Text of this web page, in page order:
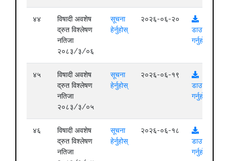
४४
विषादी अवशेष
द्रुत विश्लेषण
नतिजा
२०८३/३/०६
सूचना
हेर्नुहोस्
२०२६-०६-२०
डाउनलोड
गर्नुहोस्
४५
विषादी अवशेष
द्रुत विश्लेषण
नतिजा
२०८३/३/०५
सूचना
हेर्नुहोस्
२०२६-०६-१९
डाउनलोड
गर्नुहोस्
४६
विषादी अवशेष
द्रुत विश्लेषण
नतिजा
सूचना
हेर्नुहोस्
२०२६-०६-१८
डाउनलोड
गर्नुहोस्